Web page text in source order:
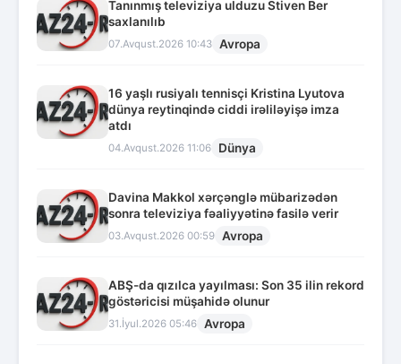
Tanınmış televiziya ulduzu Stiven Ber
saxlanılıb
07.Avqust.2026 10:43 Avropa
16 yaşlı rusiyalı tennisçi Kristina Lyutova
dünya reytinqində ciddi irəliləyişə imza
atdı
04.Avqust.2026 11:06 Dünya
Davina Makkol xərçənglə mübarizədən
sonra televiziya fəaliyyətinə fasilə verir
03.Avqust.2026 00:59 Avropa
ABŞ-da qızılca yayılması: Son 35 ilin rekord
göstəricisi müşahidə olunur
31.İyul.2026 05:46 Avropa